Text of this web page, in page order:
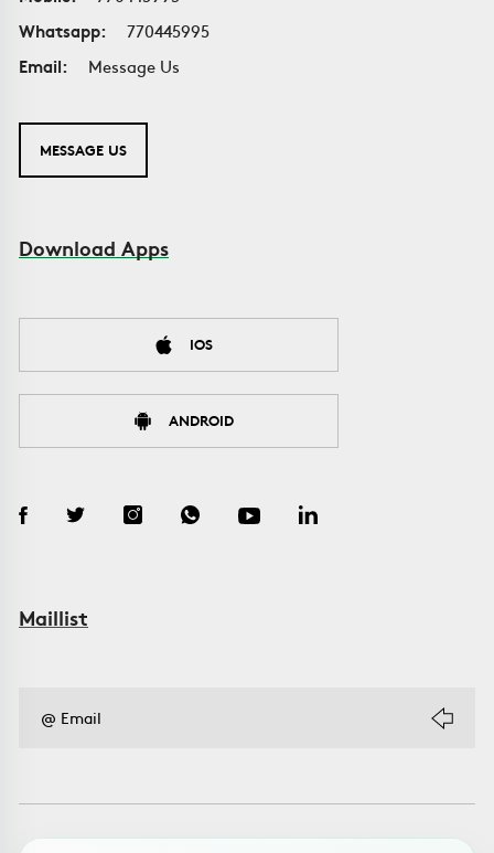
Whatsapp:
770445995
Email:
Message Us
MESSAGE US
Download Apps
IOS
ANDROID
Maillist